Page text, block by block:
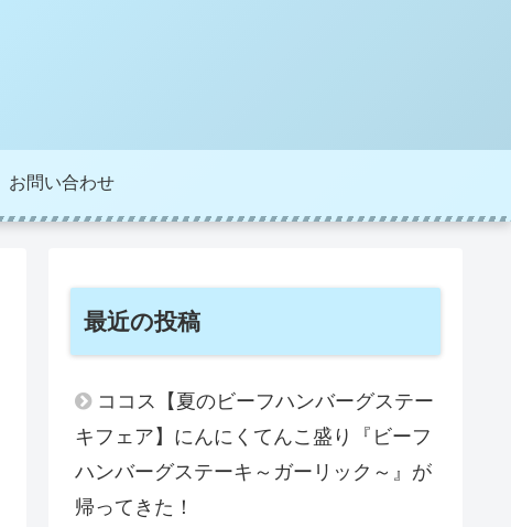
お問い合わせ
最近の投稿
ココス【夏のビーフハンバーグステー
キフェア】にんにくてんこ盛り『ビーフ
ハンバーグステーキ～ガーリック～』が
帰ってきた！